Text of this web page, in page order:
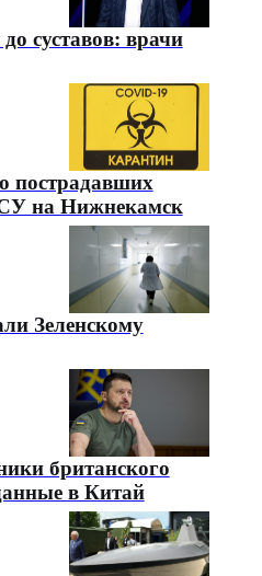
суставов: врачи
пострадавших
на Нижнекамск
Зеленскому
британского
в Китай